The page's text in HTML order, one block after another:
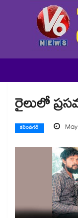
రైలులో
కరీంనగర్